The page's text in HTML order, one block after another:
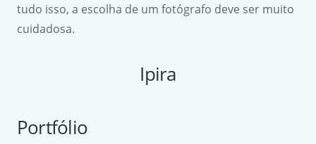
tudo isso, a escolha de um fotógrafo deve ser muito
cuidadosa.
Ipira
Portfólio